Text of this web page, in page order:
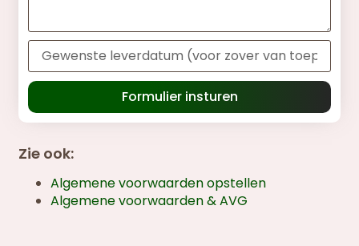
Formulier insturen
Zie ook:
Algemene voorwaarden opstellen
Algemene voorwaarden & AVG